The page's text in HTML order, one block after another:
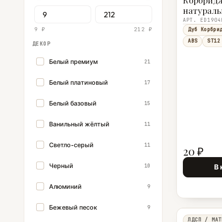
9 ₽ 212 ₽
ДЕКОР
Белый премиум 21
Белый платиновый 17
Белый базовый 15
Ванильный жёлтый 11
Светло-серый 11
Черный 10
Алюминий 9
Бежевый песок 9
ST12 19
АРТ.
Дуб
ABS
20 ₽
В
ЛДСП /